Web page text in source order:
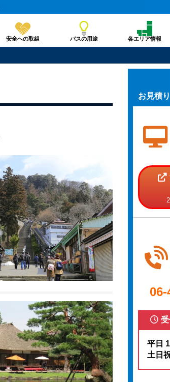
安全への取組 バスの用途 各エリア情報
お見積
06-
平日
土日